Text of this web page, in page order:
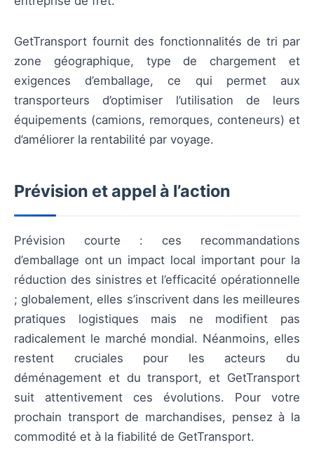
GetTransport fournit des fonctionnalités de tri par
zone géographique, type de chargement et
exigences d’emballage, ce qui permet aux
transporteurs d’optimiser l’utilisation de leurs
équipements (camions, remorques, conteneurs) et
d’améliorer la rentabilité par voyage.
Prévision et appel à l’action
Prévision courte : ces recommandations
d’emballage ont un impact local important pour la
réduction des sinistres et l’efficacité opérationnelle
; globalement, elles s’inscrivent dans les meilleures
pratiques logistiques mais ne modifient pas
radicalement le marché mondial. Néanmoins, elles
restent cruciales pour les acteurs du
déménagement et du transport, et GetTransport
suit attentivement ces évolutions. Pour votre
prochain transport de marchandises, pensez à la
commodité et à la fiabilité de GetTransport.